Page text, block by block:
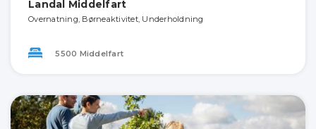
Landal Middelfart
Overnatning, Børneaktivitet, Underholdning
5500 Middelfart